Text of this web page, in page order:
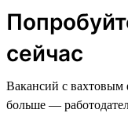
сейчас
Вакансий с вахтовым
больше —